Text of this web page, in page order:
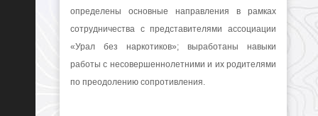
определены основные направления в рамках
сотрудничества с представителями ассоциации
«Урал без наркотиков»; выработаны навыки
работы с несовершеннолетними и их родителями
по преодолению сопротивления.